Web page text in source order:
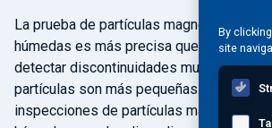
La prueba de partículas magnéticas
húmedas es más precisa que la prueba
detectar discontinuidades muy
partículas son más pequeñas. MISTRAS
inspecciones de partículas magnéticas
By
site